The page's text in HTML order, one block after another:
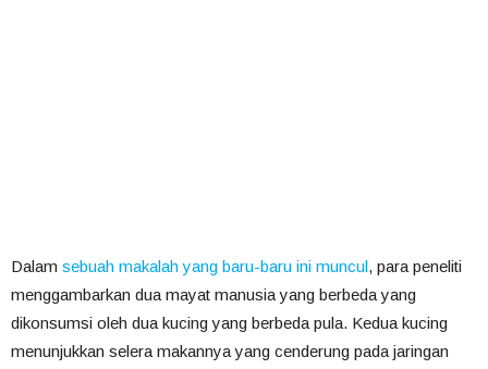
Dalam sebuah makalah yang baru-baru ini muncul, para peneliti
menggambarkan dua mayat manusia yang berbeda yang
dikonsumsi oleh dua kucing yang berbeda pula. Kedua kucing
menunjukkan selera makannya yang cenderung pada jaringan